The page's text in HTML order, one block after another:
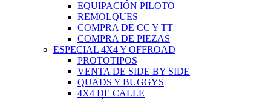
EQUIPACIÓN PILOTO
REMOLQUES
COMPRA DE CC Y TT
COMPRA DE PIEZAS
ESPECIAL 4X4 Y OFFROAD
PROTOTIPOS
VENTA DE SIDE BY SIDE
QUADS Y BUGGYS
4X4 DE CALLE